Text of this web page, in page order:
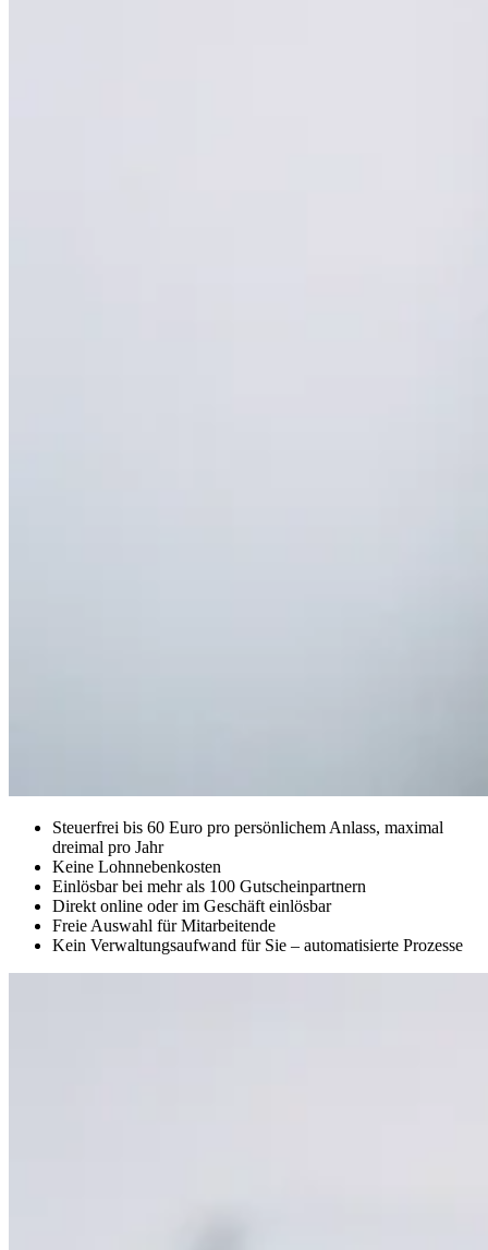
Steuerfrei bis 60 Euro pro persönlichem Anlass, maximal
dreimal pro Jahr
Keine Lohnnebenkosten
Einlösbar bei mehr als 100 Gutscheinpartnern
Direkt online oder im Geschäft einlösbar
Freie Auswahl für Mitarbeitende
Kein Verwaltungsaufwand für Sie – automatisierte Prozesse